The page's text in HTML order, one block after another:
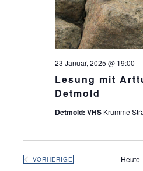
Lesung mit
Detmold
23 Januar, 2025 @ 19:00
Detmold: VHS Krumme
VORHERIGE
VERANSTALTUNGEN
Heute